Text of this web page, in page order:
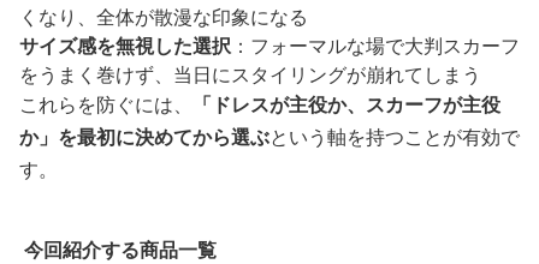
くなり、全体が散漫な印象になる
サイズ感を無視した選択 ：フォーマルな場で大判スカーフ
をうまく巻けず、当日にスタイリングが崩れてしまう
これらを防ぐには、
「ドレスが主役か、スカーフが主役
か」を最初に決めてから選ぶという軸を持つことが有効で
す。
今回紹介する商品一覧